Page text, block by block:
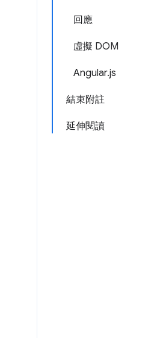
回應
虛擬 DOM
Angular.js
結束附註
延伸閱讀